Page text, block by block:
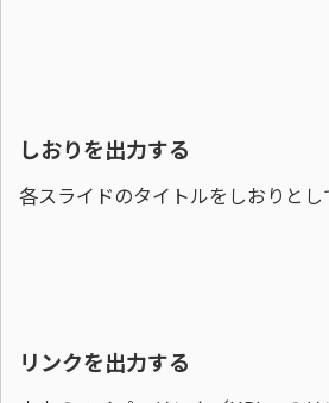
しおりを出力する
各スライドのタイトルをしおりとし
リンクを出力する